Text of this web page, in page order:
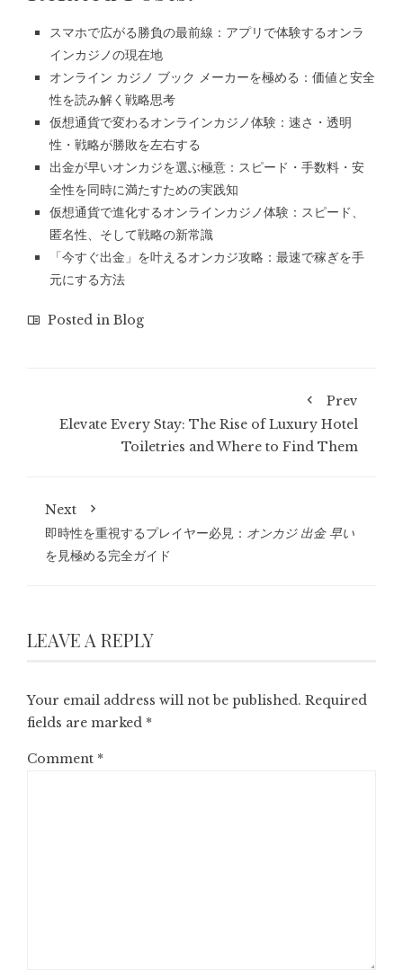
スマホで広がる勝負の最前線：アプリで体験するオンラ
インカジノの現在地
オンライン カジノ ブック メーカーを極める：価値と安全
性を読み解く戦略思考
仮想通貨で変わるオンラインカジノ体験：速さ・透明
性・戦略が勝敗を左右する
出金が早いオンカジを選ぶ極意：スピード・手数料・安
全性を同時に満たすための実践知
仮想通貨で進化するオンラインカジノ体験：スピード、
匿名性、そして戦略の新常識
「今すぐ出金」を叶えるオンカジ攻略：最速で稼ぎを手
元にする方法
Posted in Blog
Prev
Elevate Every Stay: The Rise of Luxury Hotel
Toiletries and Where to Find Them
Next
即時性を重視するプレイヤー必見： オンカジ 出金 早い
を見極める完全ガイド
LEAVE A REPLY
Your email address will not be published. Required
fields are marked *
Comment *